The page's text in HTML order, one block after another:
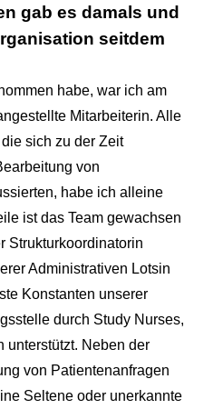
gab es damals und
seitdem
habe, war ich am
Mitarbeiterin. Alle
sich zu der Zeit
von
habe ich alleine
ist das Team gewachsen
Strukturkoordinatorin
Administrativen Lotsin
Konstanten unserer
durch Study Nurses,
unterstützt. Neben der
von Patientenanfragen
Seltene oder unerkannte